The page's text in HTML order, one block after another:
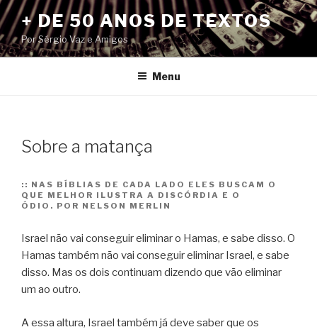
Pular
para
o
conteúdo
+ DE 50 ANOS DE TEXTOS
Por Sérgio Vaz e Amigos
Menu
Sobre a matança
:: NAS BÍBLIAS DE CADA LADO ELES BUSCAM O
QUE MELHOR ILUSTRA A DISCÓRDIA E O
ÓDIO. POR NELSON MERLIN
Israel não vai conseguir eliminar o Hamas, e sabe disso. O
Hamas também não vai conseguir eliminar Israel, e sabe
disso. Mas os dois continuam dizendo que vão eliminar
um ao outro.
A essa altura, Israel também já deve saber que os